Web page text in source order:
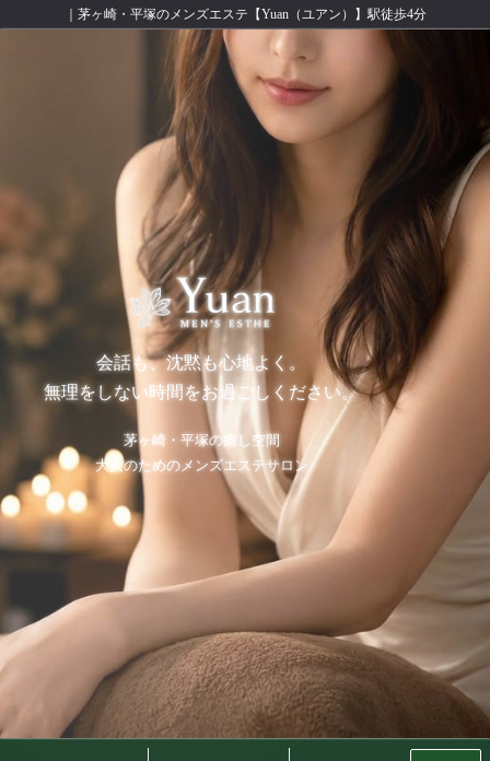
｜茅ヶ崎・平塚のメンズエステ【Yuan（ユアン）】駅徒歩4分
会話も、沈黙も心地よく。
無理をしない時間をお過ごしください。
茅ヶ崎・平塚の癒し空間
大人のためのメンズエステサロン